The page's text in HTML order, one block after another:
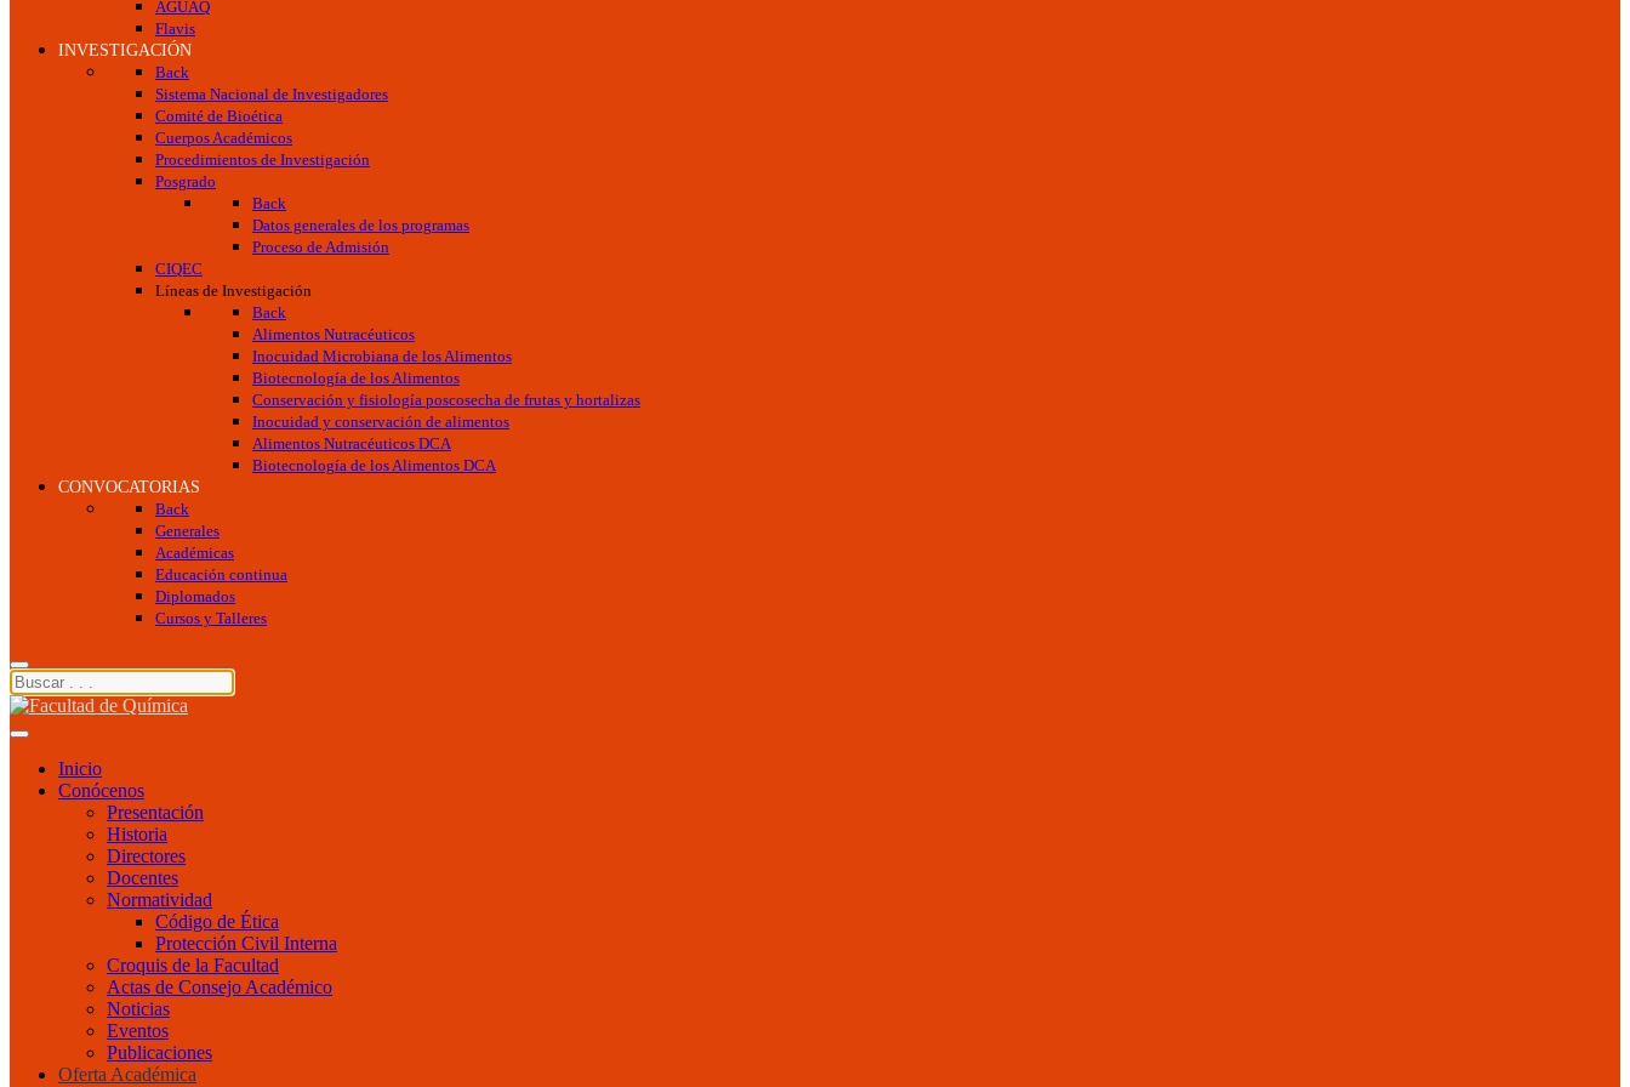
AGUAQ
Flavis
INVESTIGACIÓN
Back
Sistema Nacional de Investigadores
Comité de Bioética
Cuerpos Académicos
Procedimientos de Investigación
Posgrado
Back
Datos generales de los programas
Proceso de Admisión
CIQEC
Líneas de Investigación
Back
Alimentos Nutracéuticos
Inocuidad Microbiana de los Alimentos
Biotecnología de los Alimentos
Conservación y fisiología poscosecha de frutas y hortalizas
Inocuidad y conservación de alimentos
Alimentos Nutracéuticos DCA
Biotecnología de los Alimentos DCA
CONVOCATORIAS
Back
Generales
Académicas
Educación continua
Diplomados
Cursos y Talleres
Inicio
Conócenos
Presentación
Historia
Directores
Docentes
Normatividad
Código de Ética
Protección Civil Interna
Croquis de la Facultad
Actas de Consejo Académico
Noticias
Eventos
Publicaciones
Oferta Académica